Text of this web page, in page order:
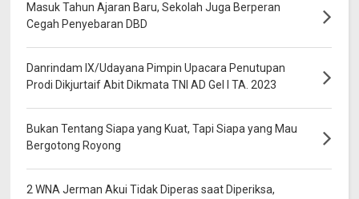
Masuk Tahun Ajaran Baru, Sekolah Juga Berperan
Cegah Penyebaran DBD
Danrindam IX/Udayana Pimpin Upacara Penutupan
Prodi Dikjurtaif Abit Dikmata TNI AD Gel I TA. 2023
Bukan Tentang Siapa yang Kuat, Tapi Siapa yang Mau
Bergotong Royong
2 WNA Jerman Akui Tidak Diperas saat Diperiksa,